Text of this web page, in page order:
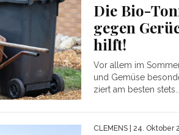
Die Bio-
gegen
hilft!
Vor allem im
und Gemüse
ziert am besten stets...
CLEMENS | 24. Oktober